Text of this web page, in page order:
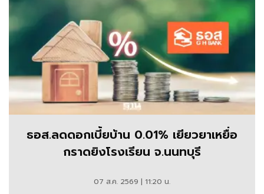
ธอส.ลดดอกเบี้ยบ้าน 0.01% เยียวยาเหยื่อ
กราดยิงโรงเรียน จ.นนทบุรี
07 ส.ค. 2569 | 11:20 น.